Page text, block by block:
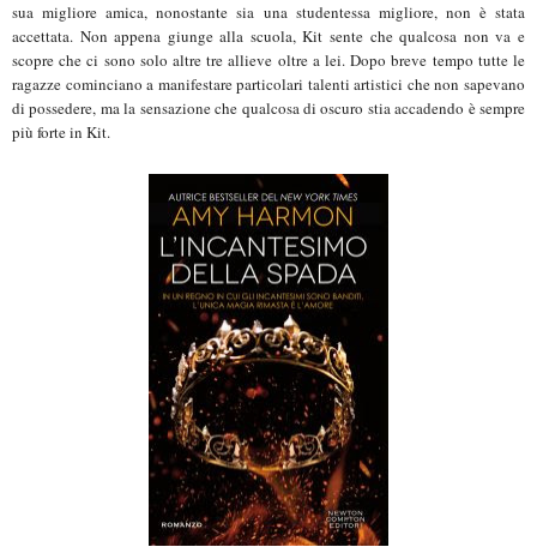
sua migliore amica, nonostante sia una studentessa migliore, non è stata
accettata. Non appena giunge alla scuola, Kit sente che qualcosa non va e
scopre che ci sono solo altre tre allieve oltre a lei. Dopo breve tempo tutte le
ragazze cominciano a manifestare particolari talenti artistici che non sapevano
di possedere, ma la sensazione che qualcosa di oscuro stia accadendo è sempre
più forte in Kit.